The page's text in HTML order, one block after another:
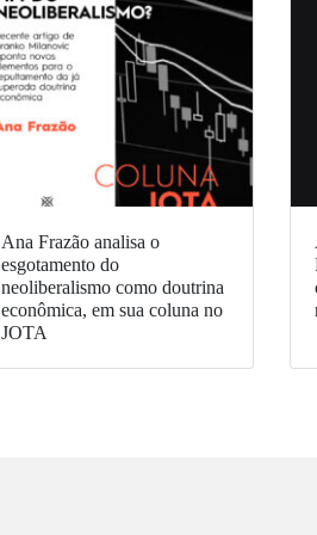
Ana Frazão analisa o
esgotamento do
neoliberalismo como doutrina
econômica, em sua coluna no
JOTA